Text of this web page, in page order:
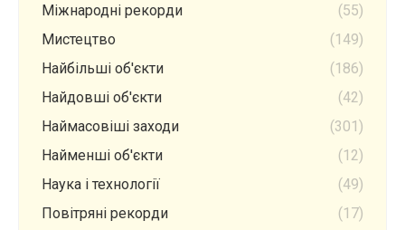
Міжнародні рекорди
(55)
Мистецтво
(149)
Найбільші об'єкти
(186)
Найдовші об'єкти
(42)
Наймасовіші заходи
(301)
Найменші об'єкти
(12)
Наука і технології
(49)
Повітряні рекорди
(17)